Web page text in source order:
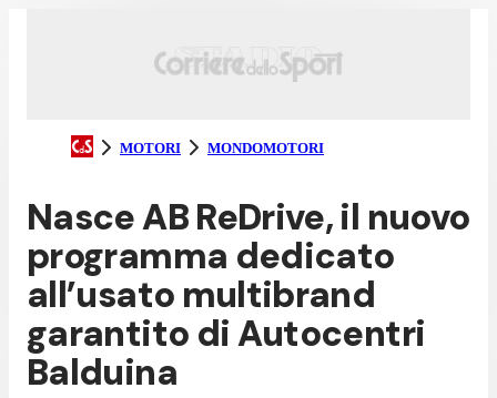
MOTORI MONDOMOTORI
Nasce AB ReDrive, il nuovo
programma dedicato
all’usato multibrand
garantito di Autocentri
Balduina